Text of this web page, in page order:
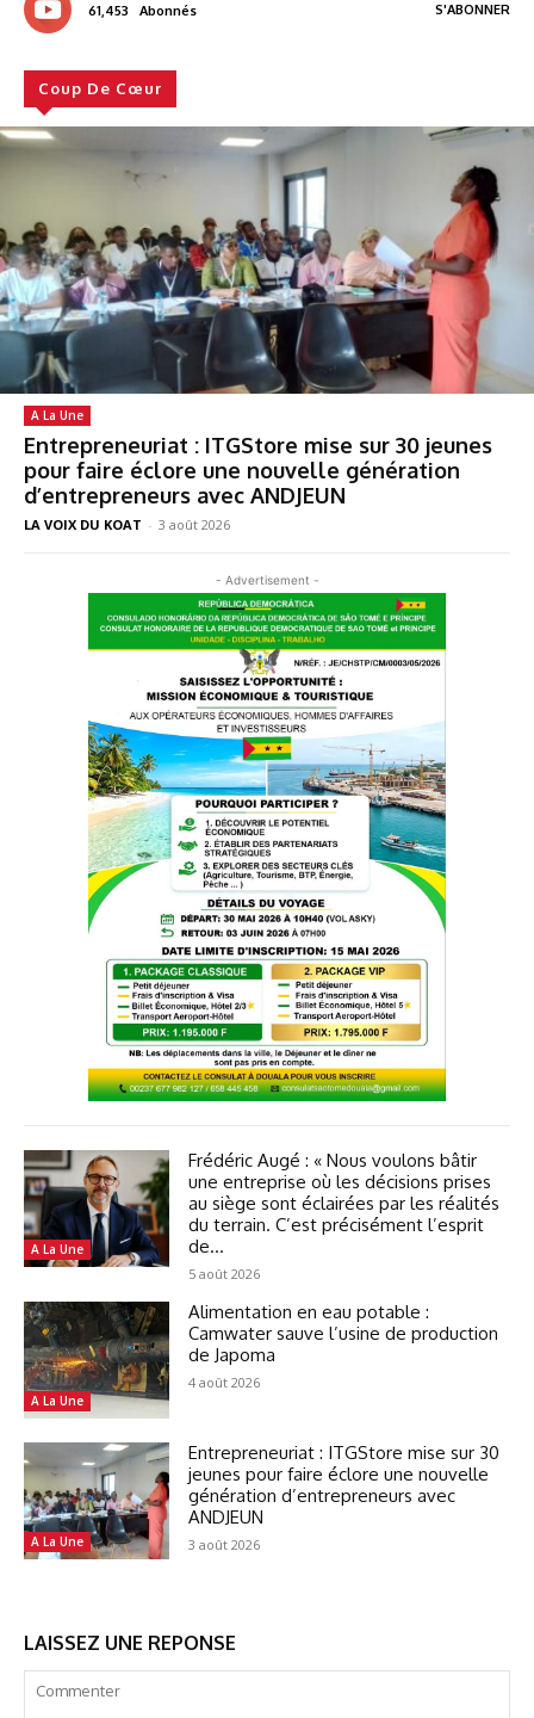
61,453 Abonnés S'ABONNER
Coup De Cœur
A La Une
Entrepreneuriat : ITGStore mise sur 30 jeunes
pour faire éclore une nouvelle génération
d’entrepreneurs avec ANDJEUN
LA VOIX DU KOAT - 3 août 2026
- Advertisement -
A La Une
Frédéric Augé : « Nous voulons bâtir
une entreprise où les décisions prises
au siège sont éclairées par les réalités
du terrain. C’est précisément l’esprit
de...
5 août 2026
A La Une
Alimentation en eau potable :
Camwater sauve l’usine de production
de Japoma
4 août 2026
A La Une
Entrepreneuriat : ITGStore mise sur 30
jeunes pour faire éclore une nouvelle
génération d’entrepreneurs avec
ANDJEUN
3 août 2026
LAISSEZ UNE REPONSE